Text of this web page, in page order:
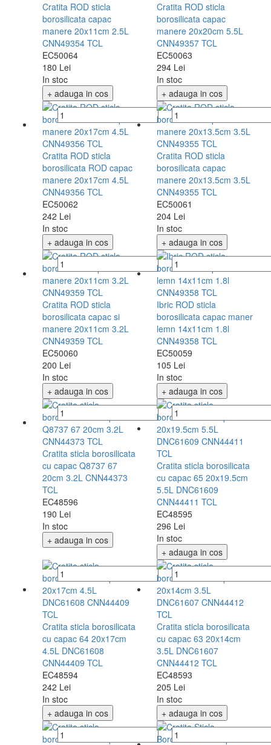
Cratita ROD sticla
borosilicata capac
manere 20x11cm 2.5L
CNN49354 TCL
EC50064
180 Lei
In stoc
+ adauga in cos
Cratita ROD sticla
borosilicata capac
manere 20x20cm 5.5L
CNN49357 TCL
EC50063
294 Lei
In stoc
+ adauga in cos
Cratita ROD sticla
borosilicata ROD capac
manere 20x17cm 4.5L
CNN49356 TCL
EC50062
242 Lei
In stoc
+ adauga in cos
Cratita ROD sticla
borosilicata capac
manere 20x13.5cm 3.5L
CNN49355 TCL
EC50061
204 Lei
In stoc
+ adauga in cos
Cratita ROD sticla
borosilicata capac si
manere 20x11cm 3.2L
CNN49359 TCL
EC50060
200 Lei
In stoc
+ adauga in cos
Ibric ROD sticla
borosilicata capac maner
lemn 14x11cm 1.8l
CNN49358 TCL
EC50059
105 Lei
In stoc
+ adauga in cos
Cratita sticla borosilicata
cu capac Q8737 67
20cm 3.2L CNN44373
TCL
EC48596
190 Lei
In stoc
+ adauga in cos
Cratita sticla borosilicata
cu capac 65 20x19.5cm
5.5L DNC61609
CNN44411 TCL
EC48595
296 Lei
In stoc
+ adauga in cos
Cratita sticla borosilicata
cu capac 64 20x17cm
4.5L DNC61608
CNN44409 TCL
EC48594
242 Lei
In stoc
+ adauga in cos
Cratita sticla borosilicata
cu capac 63 20x14cm
3.5L DNC61607
CNN44412 TCL
EC48593
205 Lei
In stoc
+ adauga in cos